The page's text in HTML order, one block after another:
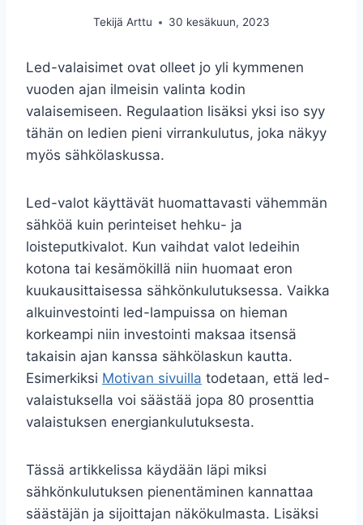
Tekijä Arttu 30 kesäkuun, 2023
Led-valaisimet ovat olleet jo yli kymmenen
vuoden ajan ilmeisin valinta kodin
valaisemiseen. Regulaation lisäksi yksi iso syy
tähän on ledien pieni virrankulutus, joka näkyy
myös sähkölaskussa.
Led-valot käyttävät huomattavasti vähemmän
sähköä kuin perinteiset hehku- ja
loisteputkivalot. Kun vaihdat valot ledeihin
kotona tai kesämökillä niin huomaat eron
kuukausittaisessa sähkönkulutuksessa. Vaikka
alkuinvestointi led-lampuissa on hieman
korkeampi niin investointi maksaa itsensä
takaisin ajan kanssa sähkölaskun kautta.
Esimerkiksi Motivan sivuilla todetaan, että led-
valaistuksella voi säästää jopa 80 prosenttia
valaistuksen energiankulutuksesta.
Tässä artikkelissa käydään läpi miksi
sähkönkulutuksen pienentäminen kannattaa
säästäjän ja sijoittajan näkökulmasta. Lisäksi